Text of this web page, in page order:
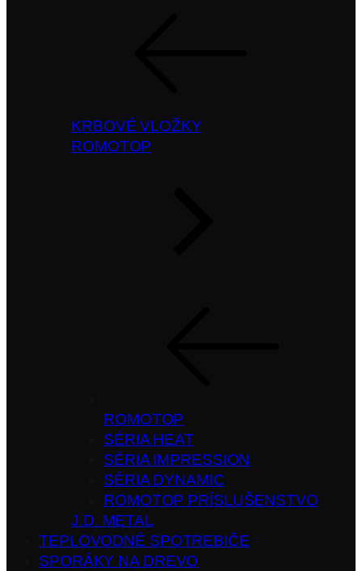
KRBOVÉ VLOŽKY
ROMOTOP
ROMOTOP
SÉRIA HEAT
SÉRIA IMPRESSION
SÉRIA DYNAMIC
ROMOTOP PRÍSLUŠENSTVO
J.D. METAL
TEPLOVODNÉ SPOTREBIČE
SPORÁKY NA DREVO